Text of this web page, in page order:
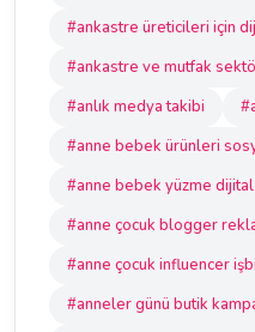
#ankastre üreticileri için
#ankastre ve mutfak
#anlık medya takibi
#anne bebek ürünleri
#anne bebek yüzme
#anne çocuk blogger
#anne çocuk influencer
#anneler günü butik